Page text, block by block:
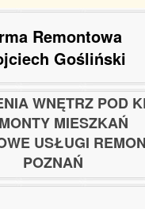
Remontowa
Gośliński
WNĘTRZ POD
MIESZKAŃ
USŁUGI
POZNAŃ